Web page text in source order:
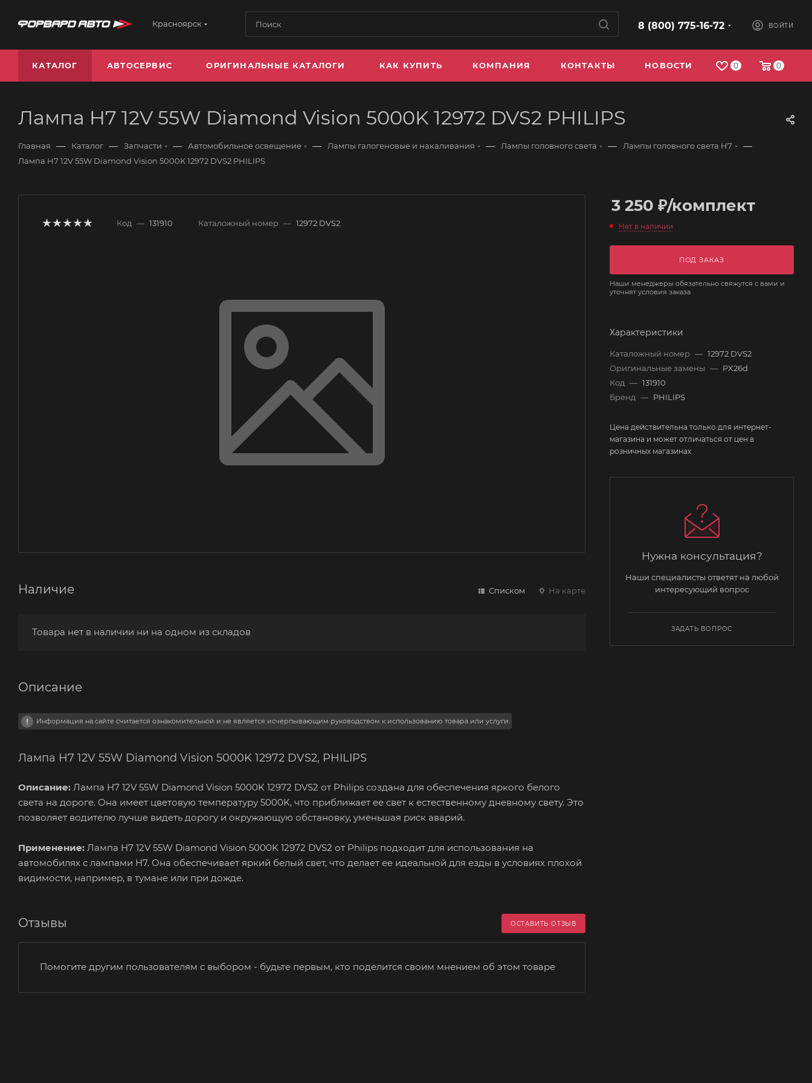
Красноярск 8 (800) 775-16-72 ВОЙТИ
0 0
КАТАЛОГ АВТОСЕРВИС ОРИГИНАЛЬНЫЕ КАТАЛОГИ КАК КУПИТЬ КОМПАНИЯ КОНТАКТЫ НОВОСТИ
Лампа H7 12V 55W Diamond Vision 5000K 12972 DVS2 PHILIPS
Главная — Каталог — Запчасти — Автомобильное освещение — Лампы галогеновые и накаливания — Лампы головного света — Лампы головного света H7 —
Лампа H7 12V 55W Diamond Vision 5000K 12972 DVS2 PHILIPS
Код — 131910 Каталожный номер — 12972 DVS2
Наличие Списком На карте
Товара нет в наличии ни на одном из складов
Описание
Информация на сайте считается ознакомительной и не является исчерпывающим руководством к использованию товара или услуги.
Лампа H7 12V 55W Diamond Vision 5000K 12972 DVS2, PHILIPS
Описание: Лампа H7 12V 55W Diamond Vision 5000K 12972 DVS2 от Philips создана для обеспечения яркого белого
света на дороге. Она имеет цветовую температуру 5000K, что приближает ее свет к естественному дневному свету. Это
позволяет водителю лучше видеть дорогу и окружающую обстановку, уменьшая риск аварий.
Применение: Лампа H7 12V 55W Diamond Vision 5000K 12972 DVS2 от Philips подходит для использования на
автомобилях с лампами H7. Она обеспечивает яркий белый свет, что делает ее идеальной для езды в условиях плохой
видимости, например, в тумане или при дожде.
Отзывы ОСТАВИТЬ ОТЗЫВ
Помогите другим пользователям с выбором - будьте первым, кто поделится своим мнением об этом товаре
3 250 ₽/комплект
Нет в наличии
ПОД ЗАКАЗ
Наши менеджеры обязательно свяжутся с вами и
уточнят условия заказа
Характеристики
Каталожный номер — 12972 DVS2
Оригинальные замены — PX26d
Код — 131910
Бренд — PHILIPS
Цена действительна только для интернет-
магазина и может отличаться от цен в
розничных магазинах
Нужна консультация?
Наши специалисты ответят на любой
интересующий вопрос
ЗАДАТЬ ВОПРОС